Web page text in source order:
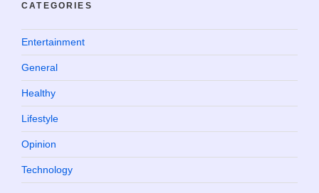
CATEGORIES
Entertainment
General
Healthy
Lifestyle
Opinion
Technology